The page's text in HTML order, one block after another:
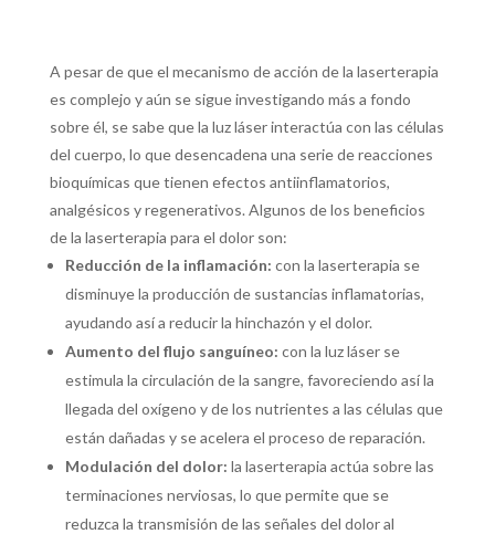
A pesar de que el mecanismo de acción de la laserterapia
es complejo y aún se sigue investigando más a fondo
sobre él, se sabe que la luz láser interactúa con las células
del cuerpo, lo que desencadena una serie de reacciones
bioquímicas que tienen efectos antiinflamatorios,
analgésicos y regenerativos. Algunos de los beneficios
de la laserterapia para el dolor son:
Reducción de la inflamación: con la laserterapia se
disminuye la producción de sustancias inflamatorias,
ayudando así a reducir la hinchazón y el dolor.
Aumento del flujo sanguíneo: con la luz láser se
estimula la circulación de la sangre, favoreciendo así la
llegada del oxígeno y de los nutrientes a las células que
están dañadas y se acelera el proceso de reparación.
Modulación del dolor: la laserterapia actúa sobre las
terminaciones nerviosas, lo que permite que se
reduzca la transmisión de las señales del dolor al